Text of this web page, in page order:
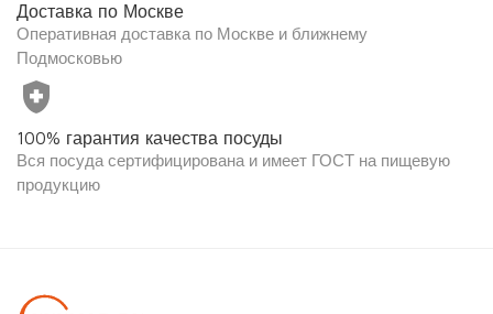
Доставка по Москве
Оперативная доставка по Москве и ближнему
Подмосковью
health_and_safety
100% гарантия качества посуды
Вся посуда сертифицирована и имеет ГОСТ на пищевую
продукцию